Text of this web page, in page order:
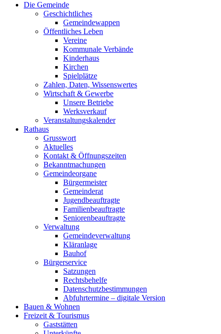
Die Gemeinde
Geschichtliches
Gemeindewappen
Öffentliches Leben
Vereine
Kommunale Verbände
Kinderhaus
Kirchen
Spielplätze
Zahlen, Daten, Wissenswertes
Wirtschaft & Gewerbe
Unsere Betriebe
Werksverkauf
Veranstaltungskalender
Rathaus
Grusswort
Aktuelles
Kontakt & Öffnungszeiten
Bekanntmachungen
Gemeindeorgane
Bürgermeister
Gemeinderat
Jugendbeauftragte
Familienbeauftragte
Seniorenbeauftragte
Verwaltung
Gemeindeverwaltung
Kläranlage
Bauhof
Bürgerservice
Satzungen
Rechtsbehelfe
Datenschutzbestimmungen
Abfuhrtermine – digitale Version
Bauen & Wohnen
Freizeit & Tourismus
Gaststätten